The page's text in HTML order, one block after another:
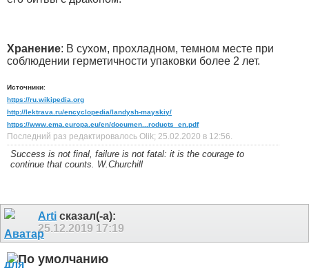
Хранение: В сухом, прохладном, темном месте при
соблюдении герметичности упаковки более 2 лет.
Источники:
https://ru.wikipedia.org
http://lektrava.ru/encyclopedia/landysh-mayskiy/
https://www.ema.europa.eu/en/documen...roducts_en.pdf
Последний раз редактировалось Olik; 25.02.2020 в 12:56.
Success is not final, failure is not fatal: it is the courage to
continue that counts. W.Churchill
Arti сказал(-а):
25.12.2019 17:19